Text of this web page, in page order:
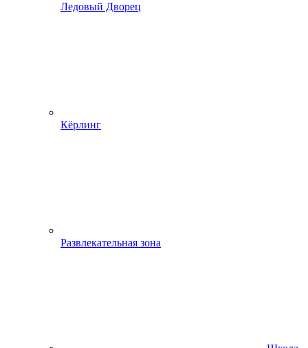
Ледовый Дворец
Кёрлинг
Развлекательная зона